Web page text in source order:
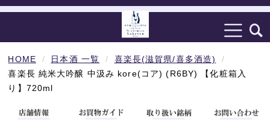
HOME 日本酒 一覧
喜楽長(滋賀県/喜多酒造)
喜楽長 純米大吟醸 中汲み kore(コア) (R6BY) 【化粧箱入
り】720ml